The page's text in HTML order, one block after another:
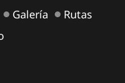
Galería
Rutas